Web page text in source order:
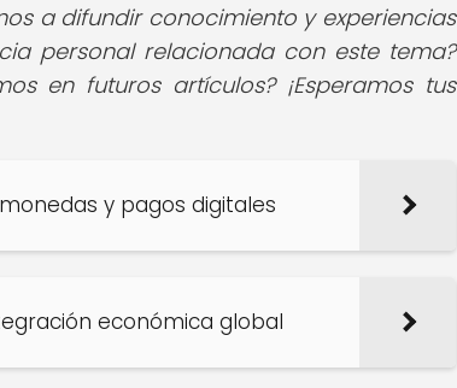
a difundir conocimiento y experiencias
personal relacionada con este tema?
en futuros artículos? ¡Esperamos tus
y pagos digitales
económica global